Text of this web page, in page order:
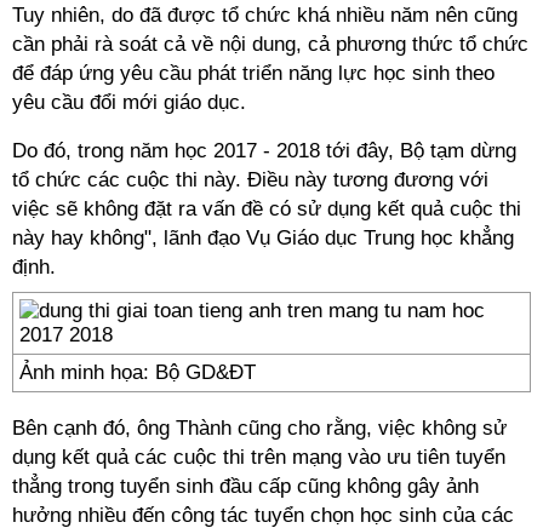
Tuy nhiên, do đã được tổ chức khá nhiều năm nên cũng
cần phải rà soát cả về nội dung, cả phương thức tổ chức
để đáp ứng yêu cầu phát triển năng lực học sinh theo
yêu cầu đổi mới giáo dục.
Do đó, trong năm học 2017 - 2018 tới đây, Bộ tạm dừng
tổ chức các cuộc thi này. Điều này tương đương với
việc sẽ không đặt ra vấn đề có sử dụng kết quả cuộc thi
này hay không", lãnh đạo Vụ Giáo dục Trung học khẳng
định.
Ảnh minh họa: Bộ GD&ĐT
Bên cạnh đó, ông Thành cũng cho rằng, việc không sử
dụng kết quả các cuộc thi trên mạng vào ưu tiên tuyển
thẳng trong tuyển sinh đầu cấp cũng không gây ảnh
hưởng nhiều đến công tác tuyển chọn học sinh của các